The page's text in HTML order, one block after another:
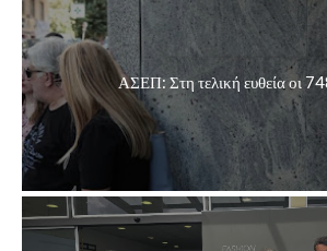
ΑΣΕΠ: Στη τελική ευθεία οι